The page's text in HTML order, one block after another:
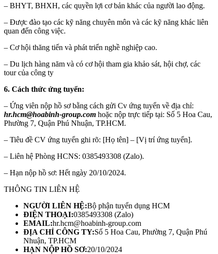
– BHYT, BHXH, các quyền lợi cơ bản khác của người lao động.
– Được đào tạo các kỹ năng chuyên môn và các kỹ năng khác liên
quan đến công việc.
– Cơ hội thăng tiến và phát triển nghề nghiệp cao.
– Du lịch hàng năm và có cơ hội tham gia khảo sát, hội chợ, các
tour của công ty
6. Cách thức ứng tuyển:
– Ứng viên nộp hồ sơ bằng cách gửi Cv ứng tuyển về địa chỉ:
hr.hcm@hoabinh-group.com hoặc nộp trực tiếp tại: Số 5 Hoa Cau,
Phường 7, Quận Phú Nhuận, TP.HCM.
– Tiêu đề CV ứng tuyển ghi rõ: [Họ tên] – [Vị trí ứng tuyển].
– Liên hệ Phòng HCNS: 0385493308 (Zalo).
– Hạn nộp hồ sơ: Hết ngày 20/10/2024.
THÔNG TIN LIÊN HỆ
NGƯỜI LIÊN HỆ:Bộ phận tuyển dụng HCM
ĐIỆN THOẠI:0385493308 (Zalo)
EMAIL:hr.hcm@hoabinh-group.com
ĐỊA CHỈ CÔNG TY:Số 5 Hoa Cau, Phường 7, Quận Phú
Nhuận, TP.HCM
HẠN NỘP HỒ SƠ:20/10/2024